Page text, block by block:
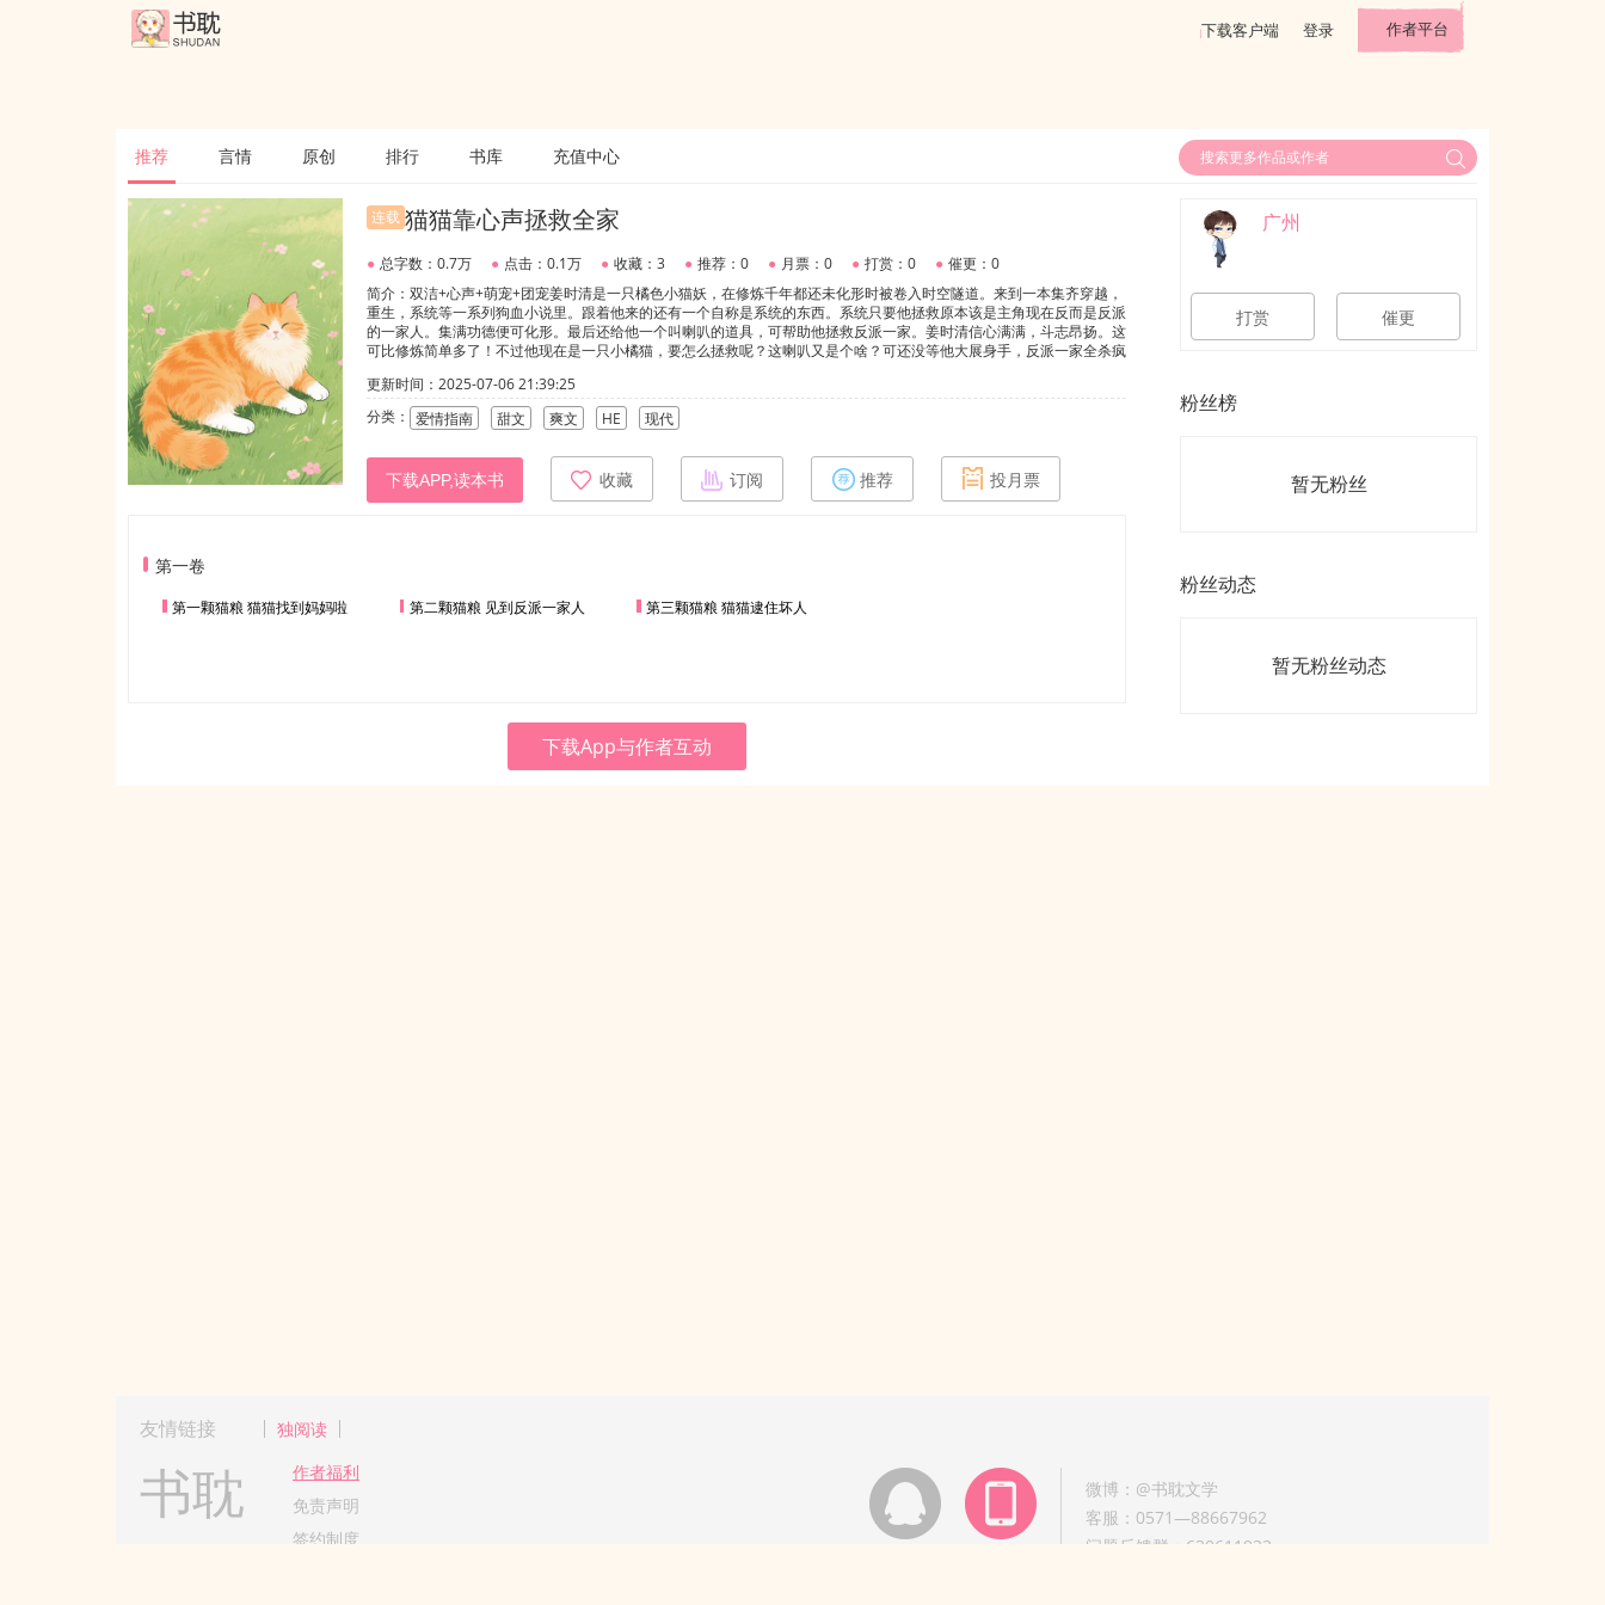
下载客户端 登录 作者平台
推荐 言情 原创 排行 书库 充值中心
连载 猫猫靠心声拯救全家
● 总字数：0.7万 ● 点击：0.1万 ● 收藏：3 ● 推荐：0 ● 月票：0 ● 打赏：0 ● 催更：0
简介：双洁+心声+萌宠+团宠姜时清是一只橘色小猫妖，在修炼千年都还未化形时被卷入时空隧道。来到一本集齐穿越，
重生，系统等一系列狗血小说里。跟着他来的还有一个自称是系统的东西。系统只要他拯救原本该是主角现在反而是反派
的一家人。集满功德便可化形。最后还给他一个叫喇叭的道具，可帮助他拯救反派一家。姜时清信心满满，斗志昂扬。这
可比修炼简单多了！不过他现在是一只小橘猫，要怎么拯救呢？这喇叭又是个啥？可还没等他大展身手，反派一家全杀疯
他是照着你白月光的脸整的容。你把合同让给他，咱们家就要开始走下坡路了！笨死了笨死了！”正要把合同让给白月光
的恋爱脑大哥：手撕合同，赶走假白月光。网文作家二哥，深陷抄袭风波：猫猫坐在电脑桌前，毛茸茸的尾巴疯狂甩着。
靠着重生提前一步先写出来！太可恶了！每次都比二哥快1个小时。看着面前不耐烦的小橘猫，二哥拿起电脑，闭关7
个八岁的孩子！正要和渣男结婚的三姐：滚出去，再把给他花的钱全部吐出来。全家在猫猫姜时清的心声下，越过越好，
猫猫每天都有吃不完的好吃的，许多昂贵小玩具，根本不需要操心家里的事，功德越攒越满，化形只有一步之遥啦。猫猫
在家里事解决后就会化形，cp出现得不会很慢。有副cp。
更新时间：2025-07-06 21:39:25
分类： 爱情指南 甜文 爽文 HE 现代
下载APP,读本书 收藏 订阅 推荐 投月票
第一卷
第一颗猫粮 猫猫找到妈妈啦 第二颗猫粮 见到反派一家人 第三颗猫粮 猫猫逮住坏人
下载App与作者互动
广州
打赏 催更
粉丝榜
暂无粉丝
粉丝动态
暂无粉丝动态
友情链接 独阅读
书耽
作者福利
免责声明
签约制度
微博：@书耽文学
客服：0571—88667962
问题反馈群：630611933